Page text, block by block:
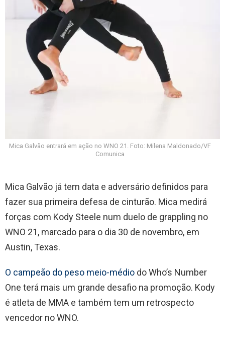
Mica Galvão entrará em ação no WNO 21. Foto: Milena Maldonado/VF
Comunica
Mica Galvão já tem data e adversário definidos para
fazer sua primeira defesa de cinturão. Mica medirá
forças com Kody Steele num duelo de grappling no
WNO 21, marcado para o dia 30 de novembro, em
Austin, Texas.
O campeão do peso meio-médio do Who’s Number
One terá mais um grande desafio na promoção. Kody
é atleta de MMA e também tem um retrospecto
vencedor no WNO.